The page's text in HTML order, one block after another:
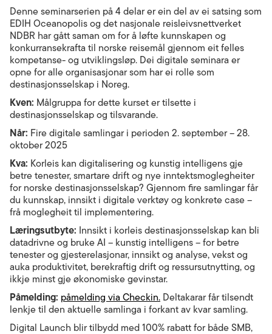
Denne seminarserien på 4 delar er ein del av ei satsing som
EDIH Oceanopolis og det nasjonale reisleivsnettverket
NDBR har gått saman om for å løfte kunnskapen og
konkurransekrafta til norske reisemål gjennom eit felles
kompetanse- og utviklingsløp. Dei digitale seminara er
opne for alle organisasjonar som har ei rolle som
destinasjonsselskap i Noreg.
Kven: Målgruppa for dette kurset er tilsette i
destinasjonsselskap og tilsvarande.
Når: Fire digitale samlingar i perioden 2. september – 28.
oktober 2025
Kva: Korleis kan digitalisering og kunstig intelligens gje
betre tenester, smartare drift og nye inntektsmoglegheiter
for norske destinasjonsselskap? Gjennom fire samlingar får
du kunnskap, innsikt i digitale verktøy og konkrete case –
frå moglegheit til implementering.
Læringsutbyte: Innsikt i korleis destinasjonsselskap kan bli
datadrivne og bruke AI – kunstig intelligens – for betre
tenester og gjesterelasjonar, innsikt og analyse, vekst og
auka produktivitet, berekraftig drift og ressursutnytting, og
ikkje minst gje økonomiske gevinstar.
Påmelding: påmelding via Checkin. Deltakarar får tilsendt
lenkje til den aktuelle samlinga i forkant av kvar samling.
Digital Launch blir tilbydd med 100% rabatt for både SMB,